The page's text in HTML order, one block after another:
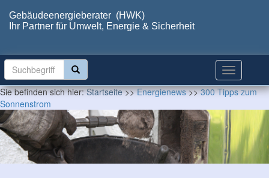
Gebäudeenergieberater (HWK)
Ihr Partner für Umwelt, Energie & Sicherheit
Sie befinden sich hier:Startseite>>Energienews>>300 Tipps zum
Sonnenstrom